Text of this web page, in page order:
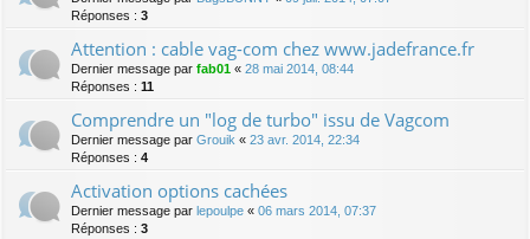
Réponses : 3
Attention : cable vag-com chez www.jadefrance.fr
Dernier message par fab01 « 28 mai 2014, 08:44
Réponses : 11
Comprendre un "log de turbo" issu de Vagcom
Dernier message par Grouik « 23 avr. 2014, 22:34
Réponses : 4
Activation options cachées
Dernier message par lepoulpe « 06 mars 2014, 07:37
Réponses : 3